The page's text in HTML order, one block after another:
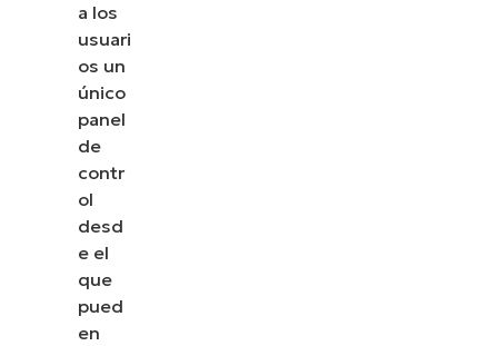
a los
usuari
os un
único
panel
de
contr
ol
desd
e el
que
pued
en